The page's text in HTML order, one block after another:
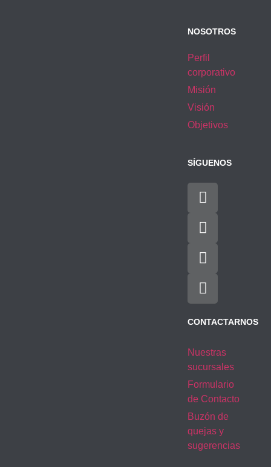
NOSOTROS
Perfil
corporativo
Misión
Visión
Objetivos
SÍGUENOS
CONTACTARNOS
Nuestras
sucursales
Formulario
de Contacto
Buzón de
quejas y
sugerencias